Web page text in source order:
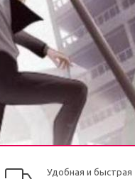
Удобная и быстрая